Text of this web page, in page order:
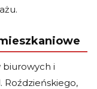
i
Roździeńskiego,